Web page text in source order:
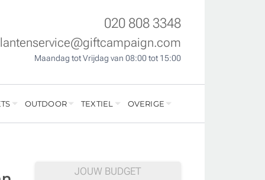
020 808 3348
Maandag tot Vrijdag van 08:00 tot 15:00
OUTDOOR TEXTIEL OVERIGE
JOUW BUDGET